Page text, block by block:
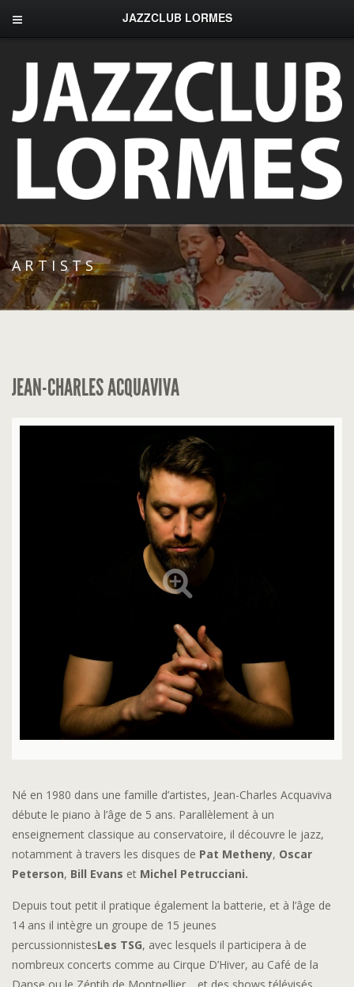
JAZZCLUB LORMES
ARTISTS
JEAN-CHARLES ACQUAVIVA
Né en 1980 dans une famille d’artistes, Jean-Charles Acquaviva
débute le piano à l’âge de 5 ans. Parallèlement à un
enseignement classique au conservatoire, il découvre le jazz,
notamment à travers les disques de Pat Metheny, Oscar
Peterson, Bill Evans et Michel Petrucciani.
Depuis tout petit il pratique également la batterie, et à l’âge de
14 ans il intègre un groupe de 15 jeunes
percussionnistesLes TSG, avec lesquels il participera à de
nombreux concerts comme au Cirque D’Hiver, au Café de la